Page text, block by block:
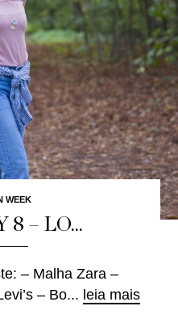
WEEK
8 – LO...
– Malha Zara –
– Bo... leia mais